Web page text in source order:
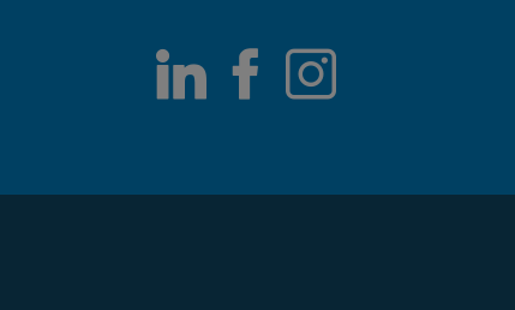
LinkedIn
Facebook